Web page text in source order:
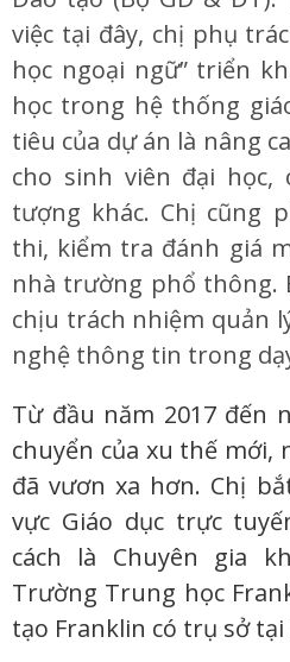
việc tại đây, chị phụ
học ngoại ngữ” triển
học trong hệ thống
tiêu của dự án là nâng
cho sinh viên đại học,
tượng khác. Chị cũng
thi, kiểm tra đánh giá
nhà trường phổ thông.
chịu trách nhiệm quản
nghệ thông tin trong
Từ đầu năm 2017 đến
chuyển của xu thế mới,
đã vươn xa hơn. Chị
vực Giáo dục trực
cách là Chuyên gia
Trường Trung học
tạo Franklin có trụ sở tại